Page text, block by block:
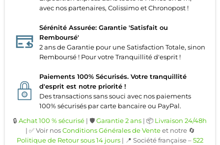
avec nos partenaires, Colissimo et Chronopost !
Sérénité Assurée: Garantie 'Satisfait ou
Remboursé'
2 ans de Garantie pour une Satisfaction Totale, sinon
Remboursé ! Pour votre Tranquillité d'esprit !
Paiements 100% Sécurisés. Votre tranquillité
d'esprit est notre priorité !
Des transactions sans souci avec nos paiements
100% sécurisés par carte bancaire ou PayPal.
🔒 Achat 100 % sécurisé | 🛡️Garantie 2 ans | 📦 Livraison 24/48h
| ✅ Voir nosConditions Générales de Venteet notre 🔄
Politique de Retour sous 14 jours | 📍 Société française –522